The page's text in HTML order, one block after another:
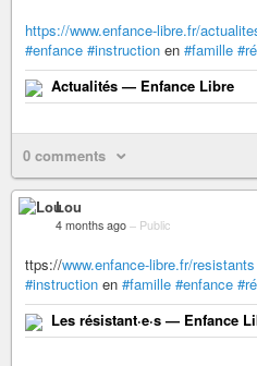
https://www.enfance-libre.fr/
#enfance #instruction en #famille
Actualités — Enfance Libre
0 comments
Lou
4 months ago – Public
ttps://www.enfance-libre.fr/resistants
#instruction en #famille #enfance
Les résistant·e·s — Enfance